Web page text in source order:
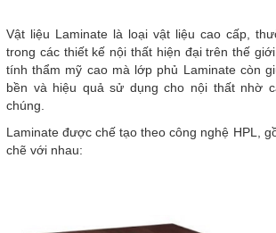
Vật liệu Laminate là loại vật liệu cao cấp,
trong các thiết kế nội thất hiện đại trên thế
tính thẩm mỹ cao mà lớp phủ Laminate còn
bền và hiệu quả sử dụng cho nội thất nhờ
chúng.
Laminate được chế tạo theo công nghệ HPL,
chẽ với nhau: